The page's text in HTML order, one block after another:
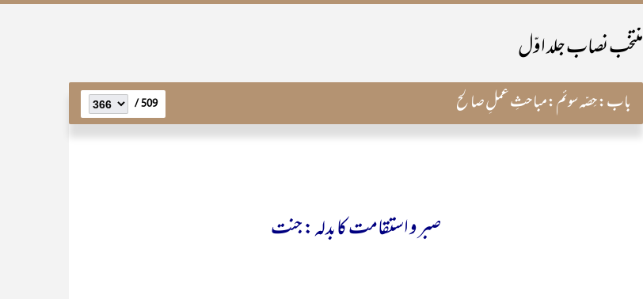
منتخب نصاب جلد اوّل
باب:حِصّہ سوئم:مباحثِ عملِ صالح 509 /
صبر و استقامت کا بدلہ : جنت